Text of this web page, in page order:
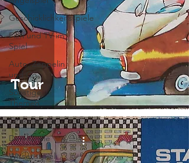
Geschicklichkeitsspiele
Film und TV im
Spiel
Auto, Zeppelin
und Co
Sonstige
Themen
Orakelspiele
Denkspiele
Wissensspiel
Tour